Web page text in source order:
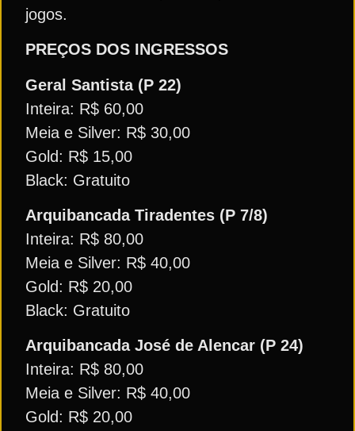
jogos.
PREÇOS DOS INGRESSOS
Geral Santista (P 22)
Inteira: R$ 60,00
Meia e Silver: R$ 30,00
Gold: R$ 15,00
Black: Gratuito
Arquibancada Tiradentes (P 7/8)
Inteira: R$ 80,00
Meia e Silver: R$ 40,00
Gold: R$ 20,00
Black: Gratuito
Arquibancada José de Alencar (P 24)
Inteira: R$ 80,00
Meia e Silver: R$ 40,00
Gold: R$ 20,00